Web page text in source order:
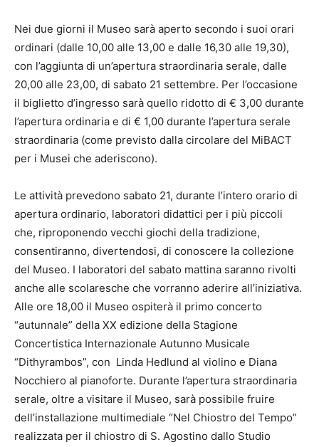
Nei due giorni il Museo sarà aperto secondo i suoi orari
ordinari (dalle 10,00 alle 13,00 e dalle 16,30 alle 19,30),
con l’aggiunta di un’apertura straordinaria serale, dalle
20,00 alle 23,00, di sabato 21 settembre. Per l’occasione
il biglietto d’ingresso sarà quello ridotto di € 3,00 durante
l’apertura ordinaria e di € 1,00 durante l’apertura serale
straordinaria (come previsto dalla circolare del MiBACT
per i Musei che aderiscono).
Le attività prevedono sabato 21, durante l’intero orario di
apertura ordinario, laboratori didattici per i più piccoli
che, riproponendo vecchi giochi della tradizione,
consentiranno, divertendosi, di conoscere la collezione
del Museo. I laboratori del sabato mattina saranno rivolti
anche alle scolaresche che vorranno aderire all’iniziativa.
Alle ore 18,00 il Museo ospiterà il primo concerto
“autunnale” della XX edizione della Stagione
Concertistica Internazionale Autunno Musicale
“Dithyrambos”, con Linda Hedlund al violino e Diana
Nocchiero al pianoforte. Durante l’apertura straordinaria
serale, oltre a visitare il Museo, sarà possibile fruire
dell’installazione multimediale “Nel Chiostro del Tempo”
realizzata per il chiostro di S. Agostino dallo Studio